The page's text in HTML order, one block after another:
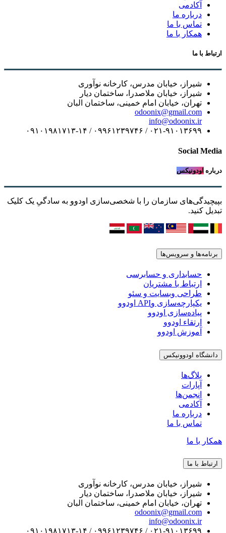
آکادمی
درباره ما
تماس با ما
همکار با ما
ارتباط با ما
شیراز، خیابان مدرس، کارخانه نوآوری
شیراز، خیابان ملاصدرا، ساختمان دیار
تهران، خیابان امام خمینی، ساختمان البان
odoonix@gmail.com
info@odoonix.ir
۰۲۱-۹۱۰۱۳۶۹۹ / ۰۹۹۶۱۲۳۹۷۴۶ / ۰۹۱۰۱۹۸۱۷۱۳-۱۴
Social Media
درباره اودونیکس
بپیچیدگی‌های سازمان را با شخصی‌سازی اودوو به سادگیِ یک کلیک
تبدیل کنید.
برنامه‌ها و سرویس‌ها
حسابداری و حسابرسی
ارتباط با مشتریان
طراحی وبسایت و سئو
یکپارچه‌سازی وAPI اودوو
پیاده‌سازی اودوو
ارتقاء اودوو
آموزش اودوو
دانشگاه اودوونیکس
بلاگ‌ها
آپارات
انجمن‌ها
آکادمی
درباره ما
تماس با ما
همکار با ما
ارتباط با ما
شیراز، خیابان مدرس، کارخانه نوآوری
شیراز، خیابان ملاصدرا، ساختمان دیار
تهران، خیابان امام خمینی، ساختمان البان
odoonix@gmail.com
info@odoonix.ir
۰۲۱-۹۱۰۱۳۶۹۹ / ۰۹۹۶۱۲۳۹۷۴۶ / ۰۹۱۰۱۹۸۱۷۱۳-۱۴